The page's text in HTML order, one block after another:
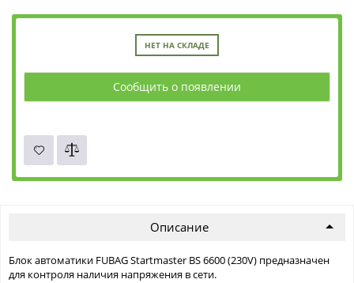
НЕТ НА СКЛАДЕ
Сообщить о появлении
Описание
Блок автоматики FUBAG Startmaster BS 6600 (230V) предназначен
для контроля наличия напряжения в сети.